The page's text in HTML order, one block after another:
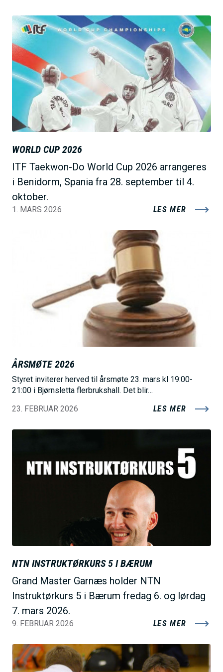
B
i
l
d
e
WORLD CUP 2026
ITF Taekwon-Do World Cup 2026 arrangeres
i Benidorm, Spania fra 28. september til 4.
oktober.
1. MARS 2026 LES MER
ÅRSMØTE 2026
Styret inviterer herved til årsmøte 23. mars kl 19:00-
21:00 i Bjørnsletta flerbrukshall. Det blir…
23. FEBRUAR 2026
LES MER
NTN INSTRUKTØRKURS 5 I BÆRUM
Grand Master Garnæs holder NTN
Instruktørkurs 5 i Bærum fredag 6. og lørdag
7. mars 2026.
9. FEBRUAR 2026 LES MER
B
i